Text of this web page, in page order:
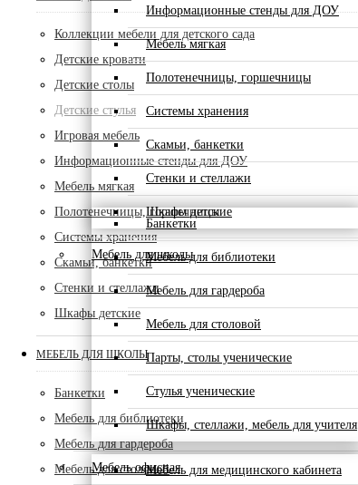
Информационные стенды для ДОУ
Мебель мягкая
Полотенечницы, горшечницы
Системы хранения
Скамьи, банкетки
Стенки и стеллажи
Шкафы детские
Мебель для школы
Банкетки
Мебель для библиотеки
Мебель для гардероба
Мебель для столовой
Парты, столы ученические
Стулья ученические
Шкафы, стеллажи, мебель для учителя
Мебель офиснаяМебель для медицинского кабинета
Коллекции мебели для детского сада
Детские кровати
Детские столы
Детские стулья
Игровая мебель
Информационные стенды для ДОУ
Мебель мягкая
Полотенечницы, горшечницы
Системы хранения
Скамьи, банкетки
Стенки и стеллажи
Шкафы детские
МЕБЕЛЬ ДЛЯ ШКОЛЫ
Банкетки
Мебель для библиотеки
Мебель для гардероба
Мебель для столовой